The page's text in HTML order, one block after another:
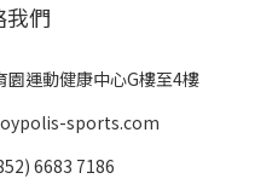
我們
園運動健康中心G樓至4樓
sports.com
6683 7186